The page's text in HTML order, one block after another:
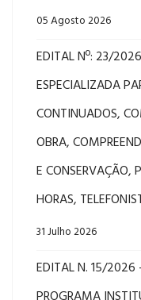
05 Agosto 2026
EDITAL Nº: 23/
ESPECIALIZADA
CONTINUADOS,
OBRA,
E CONSERVAÇÃO,
HORAS,
31 Julho 2026
EDITAL N. 15/2026